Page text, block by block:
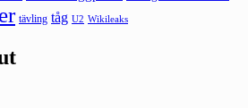
tävling tåg U2 Wikileaks